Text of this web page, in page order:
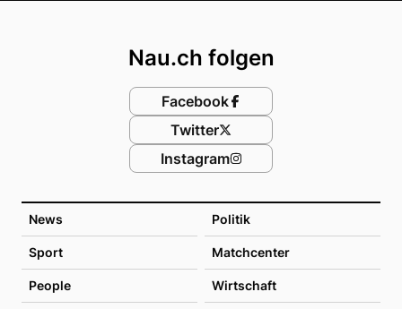
News Politik
Sport Matchcenter
People Wirtschaft
Nau.ch folgen
Facebook
Twitter
Instagram